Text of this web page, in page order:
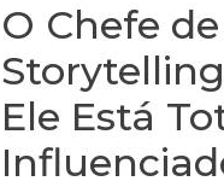
O Chefe
Ele Está